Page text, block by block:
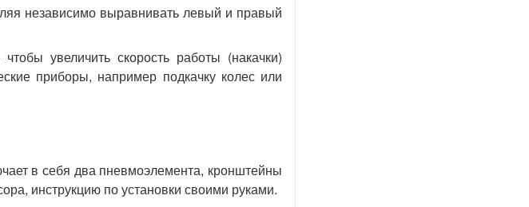
независимо выравнивать левый и правый
увеличить скорость работы (накачки)
приборы, например подкачку колес или
в себя два пневмоэлемента, кронштейны
инструкцию по установки своими руками.